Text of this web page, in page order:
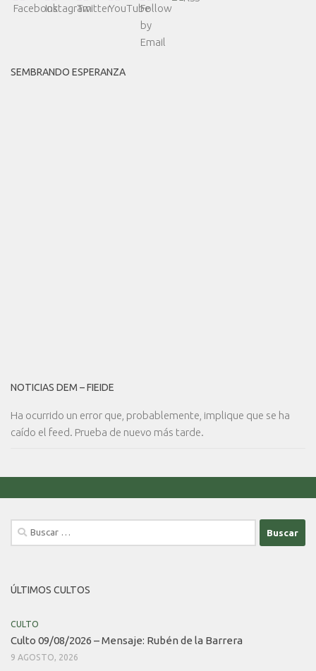
SEMBRANDO ESPERANZA
NOTICIAS DEM – FIEIDE
Ha ocurrido un error que, probablemente, implique que se ha
caído el feed. Prueba de nuevo más tarde.
Buscar:
ÚLTIMOS CULTOS
CULTO
Culto 09/08/2026 – Mensaje: Rubén de la Barrera
9 AGOSTO, 2026